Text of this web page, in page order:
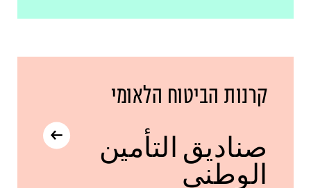
קרנות הביטוח הלאומי
صناديق التأمين
الوطني